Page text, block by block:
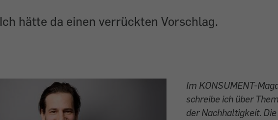
Ich hätte da einen verrückten Vorschlag.
Im KONSUMENT-
schreibe ich über
der Nachhaltigkeit.